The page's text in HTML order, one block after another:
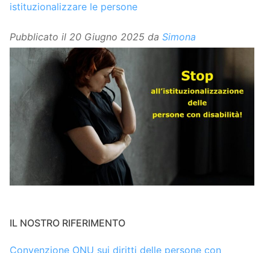
istituzionalizzare le persone
Pubblicato il 20 Giugno 2025 da Simona
IL NOSTRO RIFERIMENTO
Convenzione ONU sui diritti delle persone con